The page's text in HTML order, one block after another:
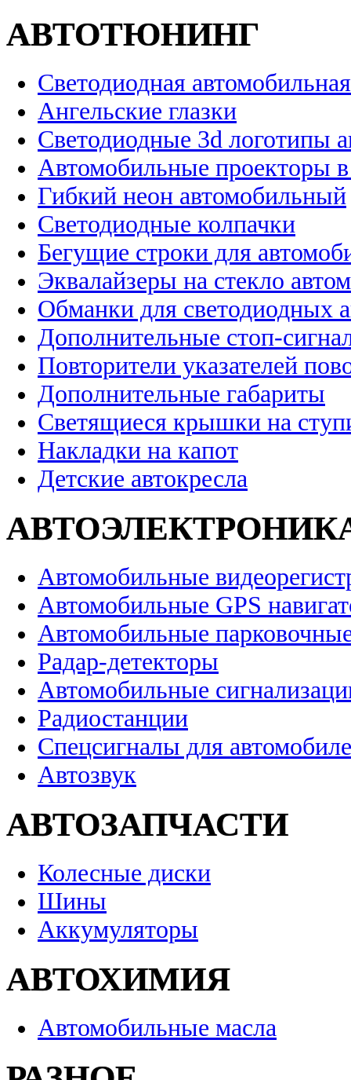
АВТОТЮНИНГ
Светодиодная
Ангельские глазки
Светодиодные 3d логотипы
Автомобильные проекторы
Гибкий неон автомобильный
Светодиодные колпачки
Бегущие строки для
Эквалайзеры на стекло
Обманки для светодиодных
Дополнительные стоп-
Повторители указателей
Дополнительные габариты
Светящиеся крышки на
Накладки на капот
Детские автокресла
Автомобильные
Автомобильные GPS
Автомобильные
Радар-детекторы
Автомобильные
Радиостанции
Спецсигналы для
Автозвук
АВТОЗАПЧАСТИ
Колесные диски
Шины
Аккумуляторы
АВТОХИМИЯ
Автомобильные масла